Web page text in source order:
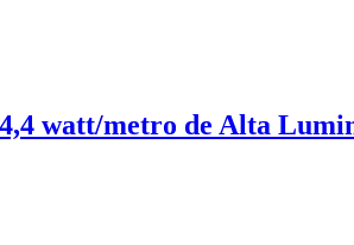
watt/metro de Alta